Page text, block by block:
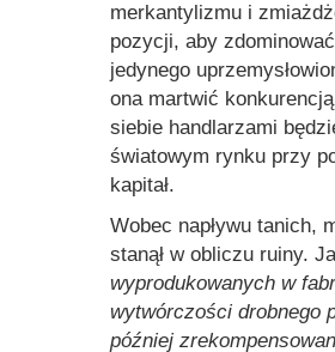
merkantylizmu i
pozycji, aby
jedynego
ona martwić
siebie handlarzami
światowym rynku przy
kapitał.
Wobec napływu tanich,
stanął w obliczu ruiny.
wyprodukowanych w
wytwórczości drobnego
później